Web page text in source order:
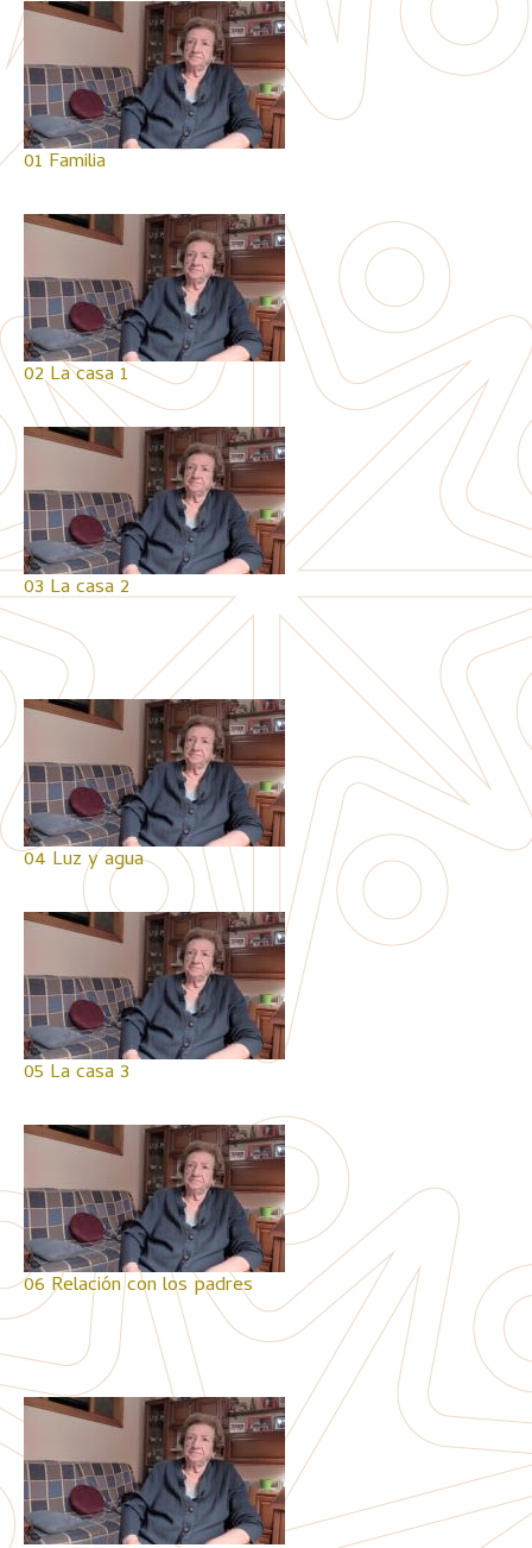
01 Familia
02 La casa 1
03 La casa 2
04 Luz y agua
05 La casa 3
06 Relación con los padres